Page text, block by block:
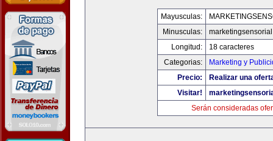
Mayusculas:
Minusculas:
Longitud:
18 caracteres
Categorias:
Marketing y
Precio:
Realizar una
Visitar!
Serán consideradas